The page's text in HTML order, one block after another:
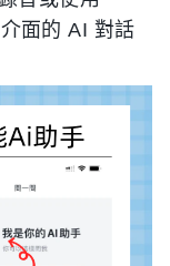
面的 AI 對話